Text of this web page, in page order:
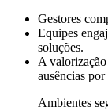
Gestores
Equipes
soluções.
A
ausências por
Ambientes